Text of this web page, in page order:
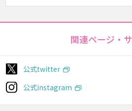
関連ページ・
公式twitter
公式instagram